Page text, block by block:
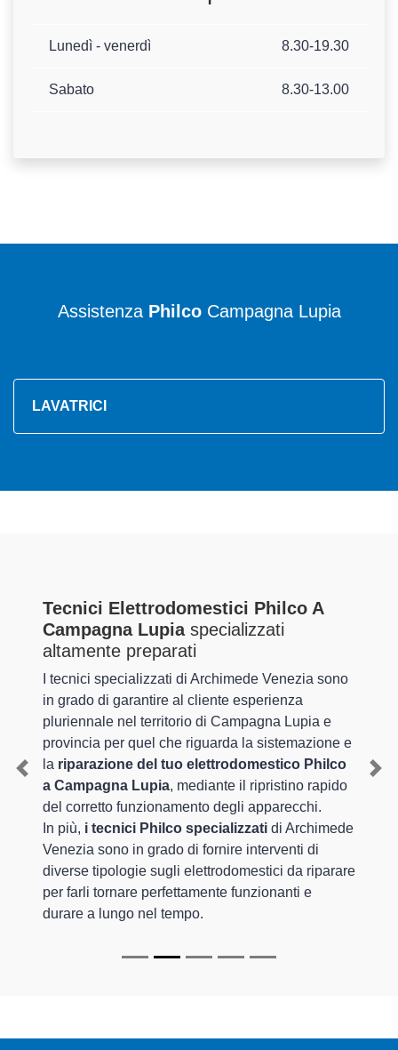
Lunedì - venerdì 8.30-19.30
Sabato 8.30-13.00
Assistenza PhilcoCampagna Lupia
LAVATRICI
Tecnici Elettrodomestici Philco A
Campagna Lupiaspecializzati
altamente preparati
I tecnici specializzati di Archimede Venezia sono
in grado di garantire al cliente esperienza
pluriennale nel territorio di Campagna Lupia e
provincia per quel che riguarda la sistemazione e
la riparazione del tuo elettrodomestico Philco
a Campagna Lupia, mediante il ripristino rapido
del corretto funzionamento degli apparecchi.
In più, i tecnici Philco specializzati di Archimede
Venezia sono in grado di fornire interventi di
diverse tipologie sugli elettrodomestici da riparare
per farli tornare perfettamente funzionanti e
durare a lungo nel tempo.
Previous